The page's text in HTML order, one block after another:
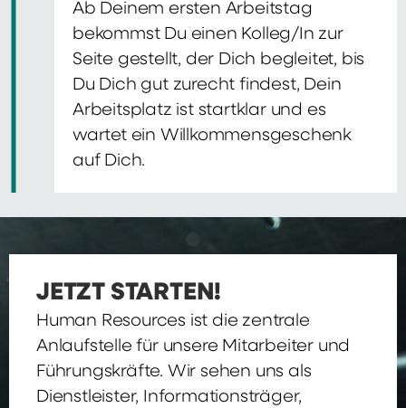
Ab Deinem ersten Arbeitstag
bekommst Du einen Kolleg/In zur
Seite gestellt, der Dich begleitet, bis
Du Dich gut zurecht findest, Dein
Arbeitsplatz ist startklar und es
wartet ein Willkommensgeschenk
auf Dich.
JETZT STARTEN!
Human Resources ist die zentrale
Anlaufstelle für unsere Mitarbeiter und
Führungskräfte. Wir sehen uns als
Dienstleister, Informationsträger,